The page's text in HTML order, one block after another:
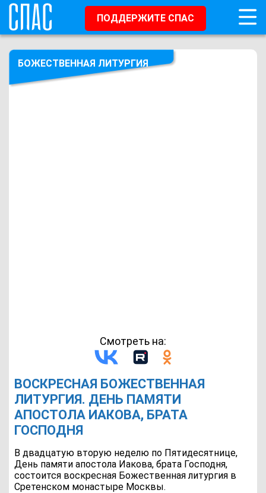
ПОДДЕРЖИТЕ СПАС
БОЖЕСТВЕННАЯ ЛИТУРГИЯ
Смотреть на:
ВОСКРЕСНАЯ БОЖЕСТВЕННАЯ
ЛИТУРГИЯ. ДЕНЬ ПАМЯТИ
АПОСТОЛА ИАКОВА, БРАТА
ГОСПОДНЯ
В двадцатую вторую неделю по Пятидесятнице,
День памяти апостола Иакова, брата Господня,
состоится воскресная Божественная литургия в
Сретенском монастыре Москвы.